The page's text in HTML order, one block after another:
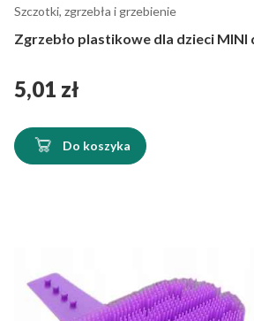
Szczotki, zgrzebła i grzebienie
Zgrzebło plastikowe dla dzieci MINI
Cena
5,01 zł
Do koszyka